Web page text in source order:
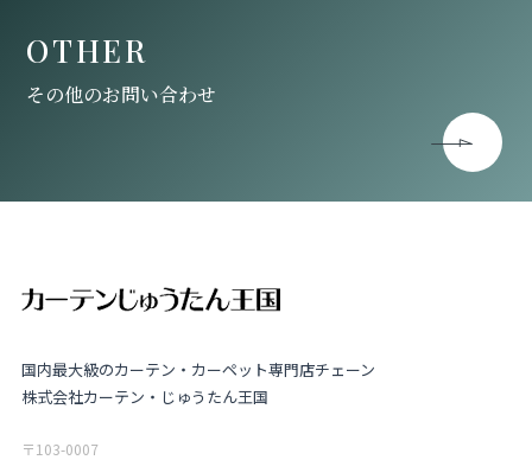
OTHER
その他のお問い合わせ
国内最大級のカーテン・カーペット専門店チェーン
株式会社カーテン・じゅうたん王国
〒103-0007